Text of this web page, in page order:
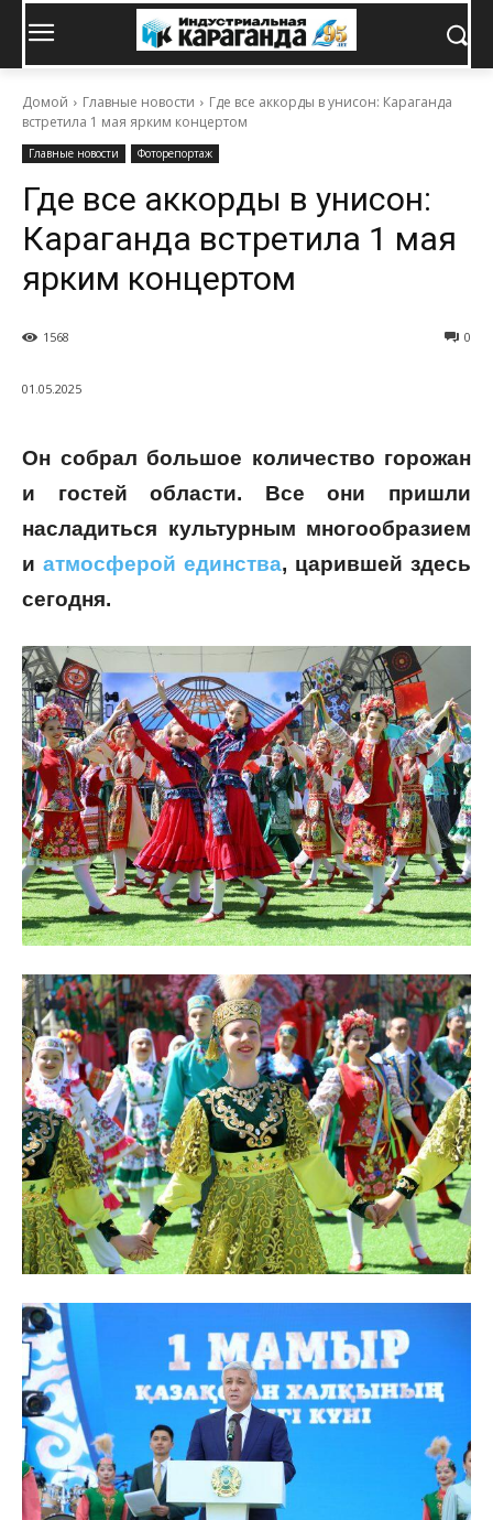
Домой Главные новости
Где все аккорды в унисон: Караганда
встретила 1 мая ярким концертом
Главные новости Фоторепортаж
Где все аккорды в унисон:
Караганда встретила 1 мая
ярким концертом
0
1568
01.05.2025
Он собрал большое количество горожан
и гостей области. Все они пришли
насладиться культурным многообразием
и атмосферой единства, царившей здесь
сегодня.